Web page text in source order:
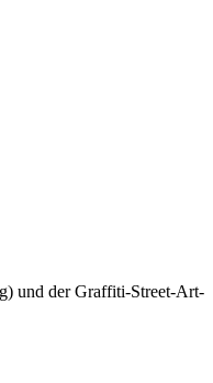
und der Graffiti-Street-Art-